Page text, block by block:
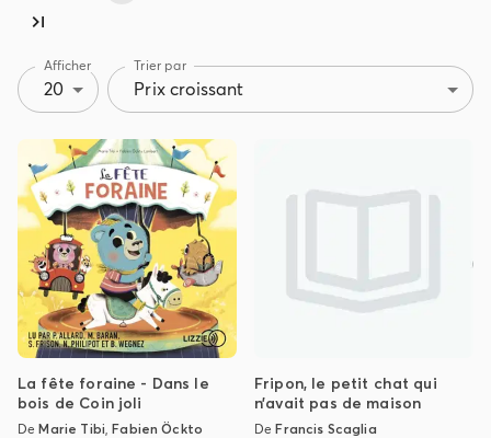
Afficher
20
Trier par
Prix croissant
La fête foraine - Dans le
bois de Coin joli
DeMarie Tibi,Fabien Öckto
Fripon, le petit chat qui
n’avait pas de maison
DeFrancis Scaglia